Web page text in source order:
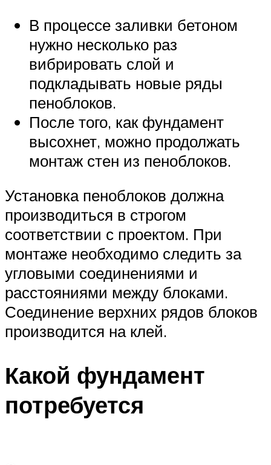
В процессе заливки бетоном
нужно несколько раз
вибрировать слой и
подкладывать новые ряды
пеноблоков.
После того, как фундамент
высохнет, можно продолжать
монтаж стен из пеноблоков.
Установка пеноблоков должна
производиться в строгом
соответствии с проектом. При
монтаже необходимо следить за
угловыми соединениями и
расстояниями между блоками.
Соединение верхних рядов блоков
производится на клей.
Какой фундамент
потребуется